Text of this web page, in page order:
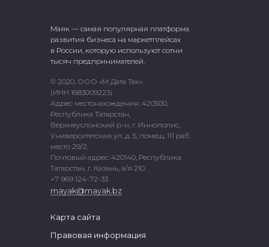
Маяк — самая популярная платформа
развития бизнеса на маркетплейсах
в России, которую используют сотни
тысяч предпринимателей.
© 2020, ООО «М Дата Тек»
(ИНН 1683009223)
Адрес местонахождения: 420500,
Республика Татарстан,
Верхнеуслонский р-н, г. Иннополис,
Университетская ул, д. 5, помещ. 111 раб.
место 29/2.
Почтовый адрес: 420140, Республика
Татарстан, г. Казань, а/я 210.
+7 969 124-72-33
mayak@mayak.bz
Карта сайта
Правовая информация